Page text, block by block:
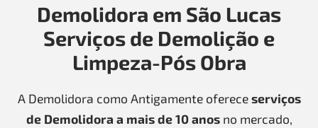
Demolidora em São Lucas
Serviços de Demolição e
Limpeza-Pós Obra
A Demolidora como Antigamente ofereceserviços
de Demolidora a mais de 10 anosno mercado,